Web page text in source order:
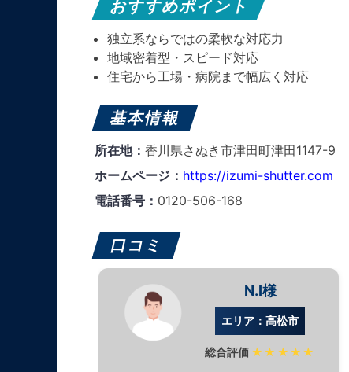
おすすめポイント
独立系ならではの柔軟な対応力
地域密着型・スピード対応
住宅から工場・病院まで幅広く対応
基本情報
所在地： 香川県さぬき市津田町津田1147-9
ホームページ： https://izumi-shutter.com
電話番号： 0120-506-168
口コミ
N.I様
エリア：高松市
総合評価 ★★★★★